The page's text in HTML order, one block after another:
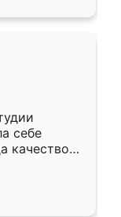
себе
качеством
уже почти